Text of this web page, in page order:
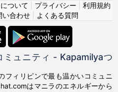
ついて プライバシー
利用規約
い合わせ| よくある質問
ュニティ - Kapamilyaつ
フィリピンで最も温かいコミュニ
はマニラのエネルギーから